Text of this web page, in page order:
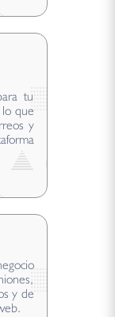
tu
que
y
y de